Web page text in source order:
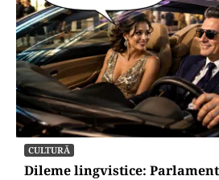
ACTUALITATE
Retter, gata cu 7 luni înainte
Nord. Care este situația reală